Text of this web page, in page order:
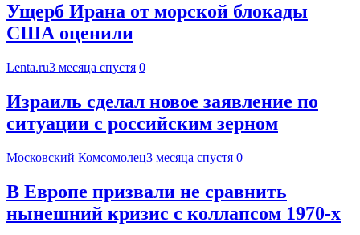
Ущерб Ирана от морской блокады
США оценили
Lenta.ru3 месяца спустя 0
Израиль сделал новое заявление по
ситуации с российским зерном
Московский Комсомолец3 месяца спустя 0
В Европе призвали не сравнить
нынешний кризис с коллапсом 1970-х